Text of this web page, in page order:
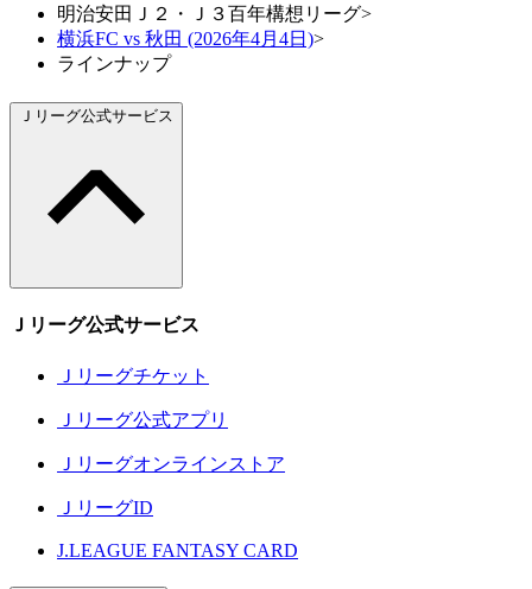
明治安田Ｊ２・Ｊ３百年構想リーグ>
横浜FC vs 秋田 (2026年4月4日)>
ラインナップ
Ｊリーグ公式サービス
Ｊリーグ公式サービス
Ｊリーグチケット
Ｊリーグ公式アプリ
Ｊリーグオンラインストア
ＪリーグID
J.LEAGUE FANTASY CARD